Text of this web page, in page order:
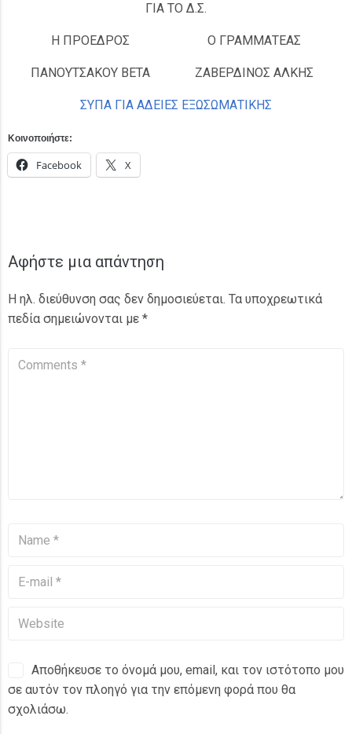
ΓΙΑ ΤΟ Δ.Σ.
Η ΠΡΟΕΔΡΟΣ
ΠΑΝΟΥΤΣΑΚΟΥ ΒΕΤΑ
Ο ΓΡΑΜΜΑΤΕΑΣ
ΖΑΒΕΡΔΙΝΟΣ ΑΛΚΗΣ
ΣΥΠΑ ΓΙΑ ΑΔΕΙΕΣ ΕΞΩΣΩΜΑΤΙΚΗΣ
Κοινοποιήστε:
Facebook X
Αφήστε μια απάντηση
Η ηλ. διεύθυνση σας δεν δημοσιεύεται. Τα υποχρεωτικά
πεδία σημειώνονται με *
Αποθήκευσε το όνομά μου, email, και τον ιστότοπο μου
σε αυτόν τον πλοηγό για την επόμενη φορά που θα
σχολιάσω.